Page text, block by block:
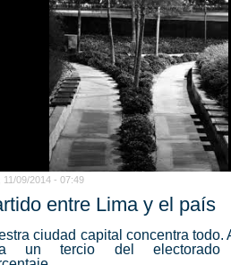
11/09/2014 - 07:49
entre Lima y el país
ciudad capital concentra todo.
un tercio del electorado